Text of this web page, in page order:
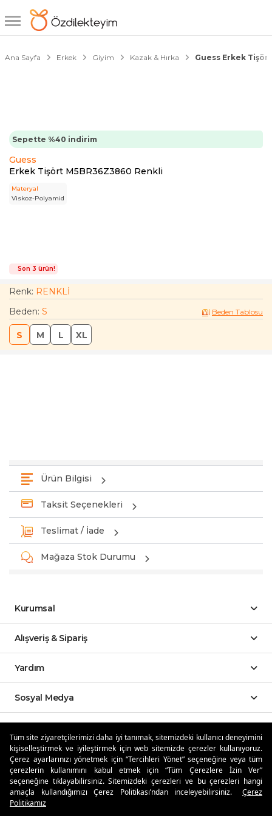
Tüm site ziyaretçilerimizi daha iyi tanımak, sitemizdeki kullanıcı deneyimini
kişiselleştirmek ve iyileştirmek için web sitemizde çerezler kullanıyoruz.
Çerez ayarlarınızı yönetmek için “Tercihleri Yönet” seçeneğine veya tüm
çerezlerin kullanımını kabul etmek için “Tüm Çerezlere İzin Ver”
seçeneğine tıklayabilirsiniz. Sitemizdeki çerezleri ve bu çerezleri hangi
amaçla kullandığımızı Çerez Politikası’ndan inceleyebilirsiniz.
Çerez
Politikamız
Ana Sayfa Erkek Giyim Kazak & Hırka Guess Erkek
Sepette %40 indirim
Guess
Erkek Tişört M5BR36Z3860 Renkli
Materyal
Viskoz-Polyamid
1/1
Son 3 ürün!
Renk: RENKLİ
Beden: S Beden Tablosu
S M L XL
Ürün Bilgisi
Taksit Seçenekleri
Teslimat / İade
Mağaza Stok Durumu
Kurumsal
Alışveriş & Sipariş
Yardım
Sosyal Medya
Özdilekteyim'de Taksit Avantajları
Güvenli Alışveriş